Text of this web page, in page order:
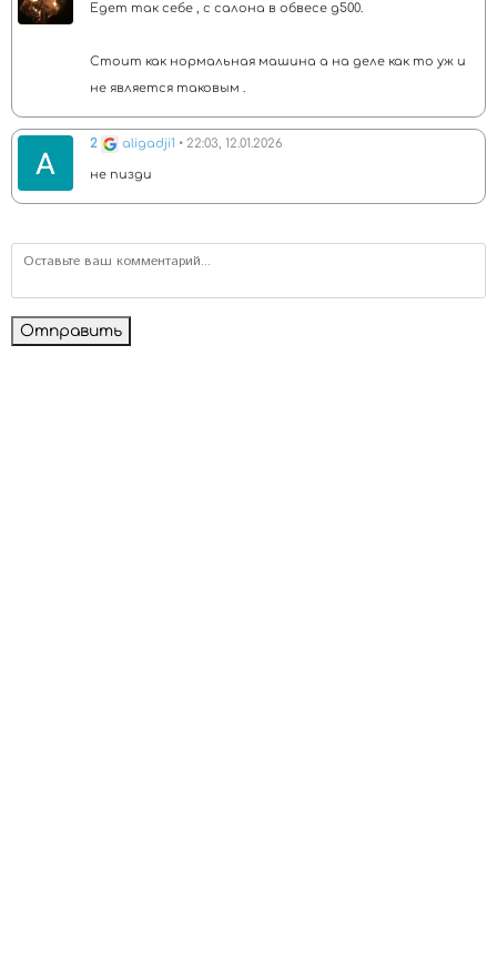
Едет так себе , с салона в обвесе g500.
Стоит как нормальная машина а на деле как то уж и
не является таковым .
2 aligadji1 • 22:03, 12.01.2026
не пизди
Отправить